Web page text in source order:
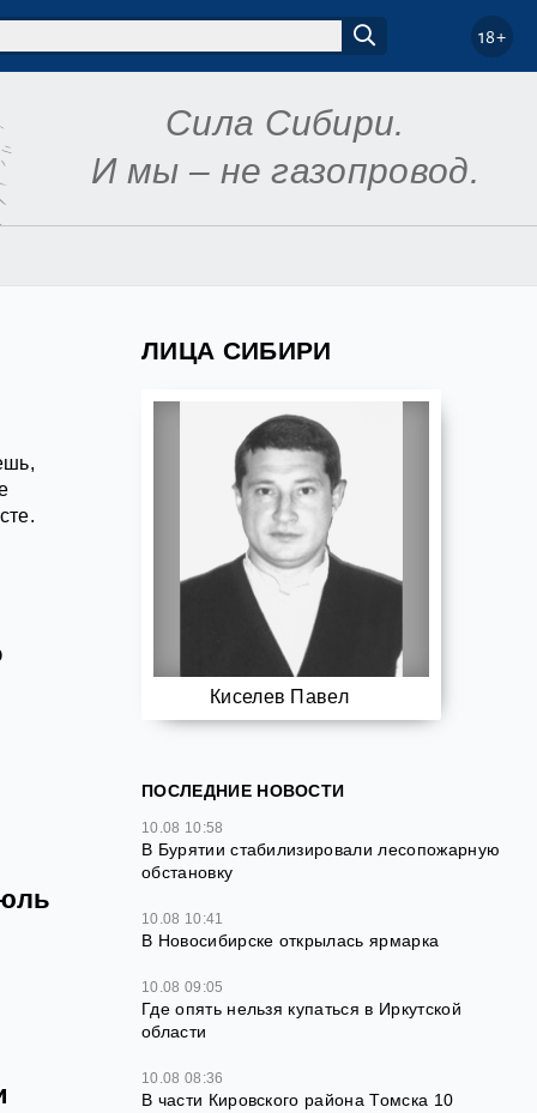
18+
Сила Сибири.
И мы – не газопровод.
ЛИЦА СИБИРИ
Киселев Павел
ПОСЛЕДНИЕ НОВОСТИ
10.08 10:58
В Бурятии стабилизировали лесопожарную
обстановку
10.08 10:41
В Новосибирске открылась ярмарка
10.08 09:05
Где опять нельзя купаться в Иркутской
области
10.08 08:36
В части Кировского района Томска 10